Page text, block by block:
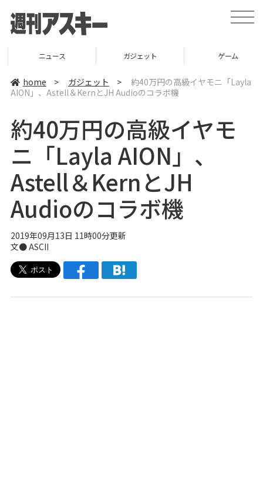
t
o
v
ニュース ガジェット ゲーム
home > ガジェット >
約40万円の高級イヤモニ「Layla
AION」、Astell＆KernとJH Audioのコラボ機
約40万円の高級イヤモ
ニ「Layla AION」、
Astell＆KernとJH
Audioのコラボ機
2019年09月13日 11時00分更新
文● ASCII